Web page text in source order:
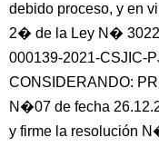
debido proceso, y en
2� de la Ley N�
000139-2021-CSJIC-
CONSIDERANDO:
N�07 de fecha
y firme la resolución